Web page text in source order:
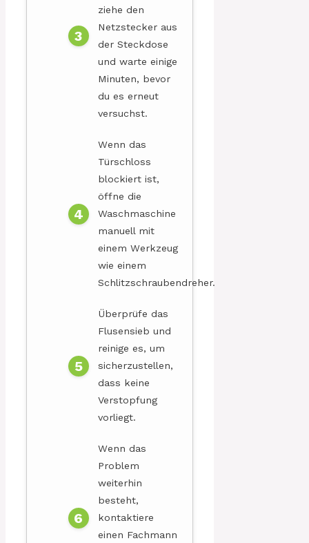
ziehe den
Netzstecker aus
der Steckdose
und warte einige
Minuten, bevor
du es erneut
versuchst.
Wenn das
Türschloss
blockiert ist,
öffne die
Waschmaschine
manuell mit
einem Werkzeug
wie einem
Schlitzschraubendreher.
Überprüfe das
Flusensieb und
reinige es, um
sicherzustellen,
dass keine
Verstopfung
vorliegt.
Wenn das
Problem
weiterhin
besteht,
kontaktiere
einen Fachmann